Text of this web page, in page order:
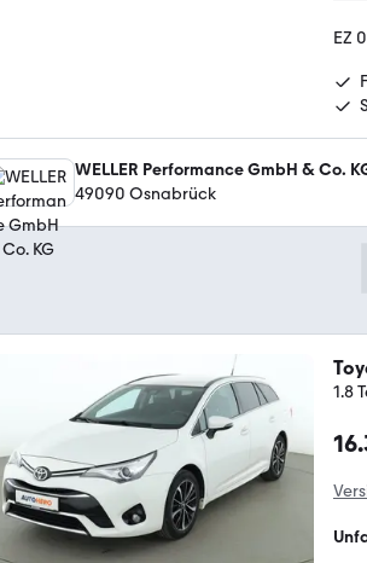
EZ
WELLER Performance GmbH & Co.
49090 Osnabrück
1.8